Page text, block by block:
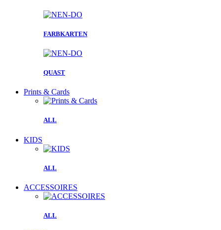
FARBKARTEN
QUAST
Prints & Cards
ALL
KIDS
ALL
ACCESSOIRES
ALL